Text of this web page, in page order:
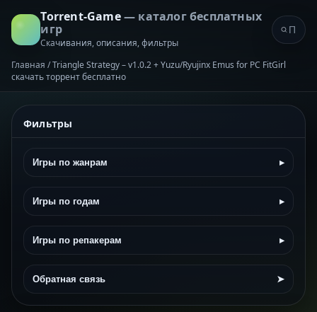
Torrent-Game— каталог бесплатных
игр
Скачивания, описания, фильтры
Главная /Triangle Strategy – v1.0.2 + Yuzu/Ryujinx Emus for PC FitGirl
скачать торрент бесплатно
Фильтры
Игры по жанрам ▸
Игры по годам ▸
Игры по репакерам ▸
Обратная связь ➤